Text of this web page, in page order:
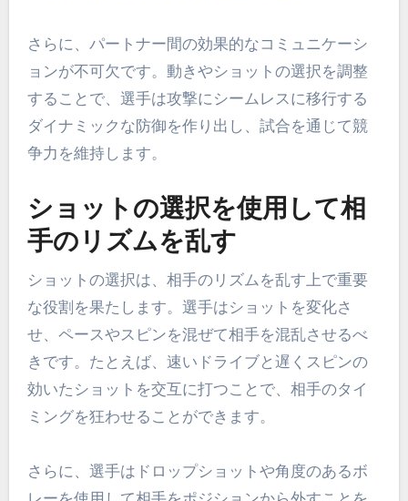
さらに、パートナー間の効果的なコミュニケーシ
ョンが不可欠です。動きやショットの選択を調整
することで、選手は攻撃にシームレスに移行する
ダイナミックな防御を作り出し、試合を通じて競
争力を維持します。
ショットの選択を使用して相
手のリズムを乱す
ショットの選択は、相手のリズムを乱す上で重要
な役割を果たします。選手はショットを変化さ
せ、ペースやスピンを混ぜて相手を混乱させるべ
きです。たとえば、速いドライブと遅くスピンの
効いたショットを交互に打つことで、相手のタイ
ミングを狂わせることができます。
さらに、選手はドロップショットや角度のあるボ